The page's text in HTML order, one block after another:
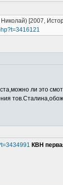
[2007,
ли это
КВН